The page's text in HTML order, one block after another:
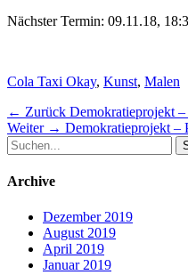
Nächster Termin: 09.11.18,
Schlagworte
Cola Taxi Okay, Kunst, Malen
Beitragsnavigation
← Zurück Vorheriger
Beitrag:
Demokratieprojekt
Weiter → Nächster
Demokratieprojekt –
Suche
nach:
Archive
Dezember 2019
August 2019
April 2019
Januar 2019